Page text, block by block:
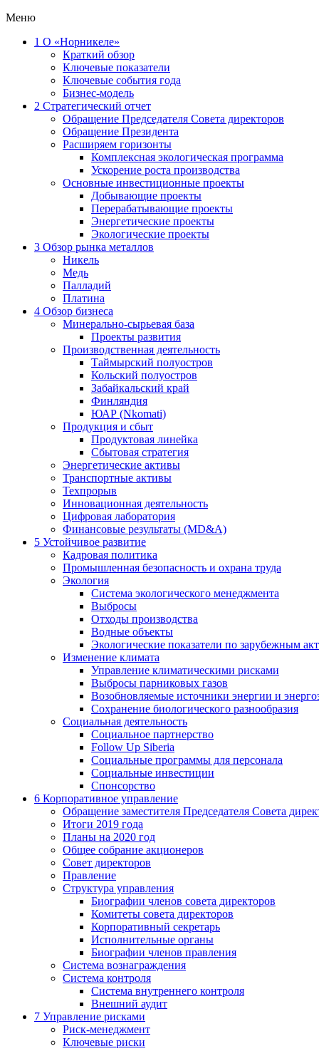
Меню
1 О «Норникеле»
Краткий обзор
Ключевые показатели
Ключевые события года
Бизнес-модель
2 Стратегический отчет
Обращение Председателя Совета директоров
Обращение Президента
Расширяем горизонты
Комплексная экологическая программа
Ускорение роста производства
Основные инвестиционные проекты
Добывающие проекты
Перерабатывающие проекты
Энергетические проекты
Экологические проекты
3 Обзор рынка металлов
Никель
Медь
Палладий
Платина
4 Обзор бизнеса
Минерально-сырьевая база
Проекты развития
Производственная деятельность
Таймырский полуостров
Кольский полуостров
Забайкальский край
Финляндия
ЮАР (Nkomati)
Продукция и сбыт
Продуктовая линейка
Сбытовая стратегия
Энергетические активы
Транспортные активы
Техпрорыв
Инновационная деятельность
Цифровая лаборатория
Финансовые результаты (MD&A)
5 Устойчивое развитие
Кадровая политика
Промышленная безопасность и охрана труда
Экология
Система экологического менеджмента
Выбросы
Отходы производства
Водные объекты
Экологические показатели по зарубежным
Изменение климата
Управление климатическими рисками
Выбросы парниковых газов
Возобновляемые источники энергии и
Сохранение биологического разнообразия
Социальная деятельность
Социальное партнерство
Follow Up Siberia
Социальные программы для персонала
Социальные инвестиции
Спонсорство
6 Корпоративное управление
Обращение заместителя Председателя Совета
Итоги 2019 года
Планы на 2020 год
Общее собрание акционеров
Совет директоров
Правление
Структура управления
Биографии членов совета директоров
Комитеты совета директоров
Корпоративный секретарь
Исполнительные органы
Биографии членов правления
Система вознаграждения
Система контроля
Система внутреннего контроля
Внешний аудит
7 Управление рисками
Риск-менеджмент
Ключевые риски